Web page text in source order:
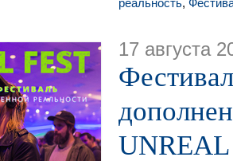
реальность,
17 августа
UNREAL